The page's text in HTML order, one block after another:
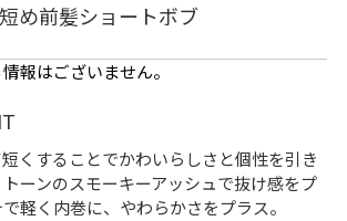
短め前髪ショートボブ
報はございません。
くすることでかわいらしさと個性を引き
ーンのスモーキーアッシュで抜け感をプ
軽く内巻に、やわらかさをプラス。